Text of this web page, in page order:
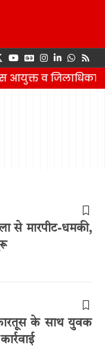
आयुक्त व जिलाधिकारी
से मारपीट-धमकी,
के साथ युवक